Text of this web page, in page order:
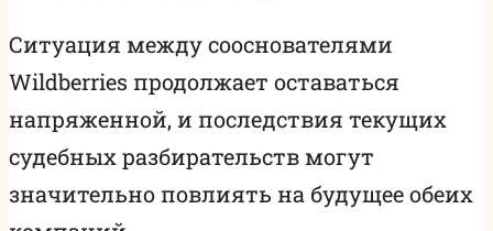
Ситуация между сооснователями
Wildberries продолжает оставаться
напряженной, и последствия текущих
судебных разбирательств могут
значительно повлиять на будущее обеих